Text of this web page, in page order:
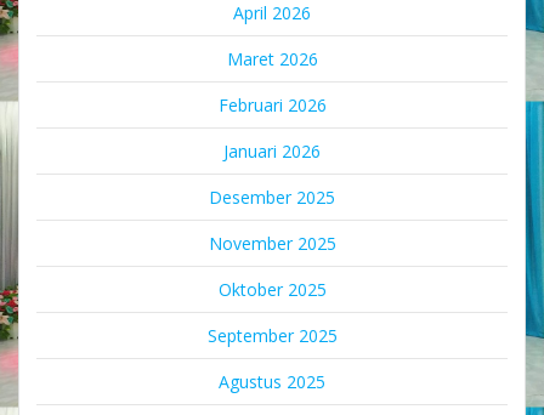
April 2026
Maret 2026
Februari 2026
Januari 2026
Desember 2025
November 2025
Oktober 2025
September 2025
Agustus 2025